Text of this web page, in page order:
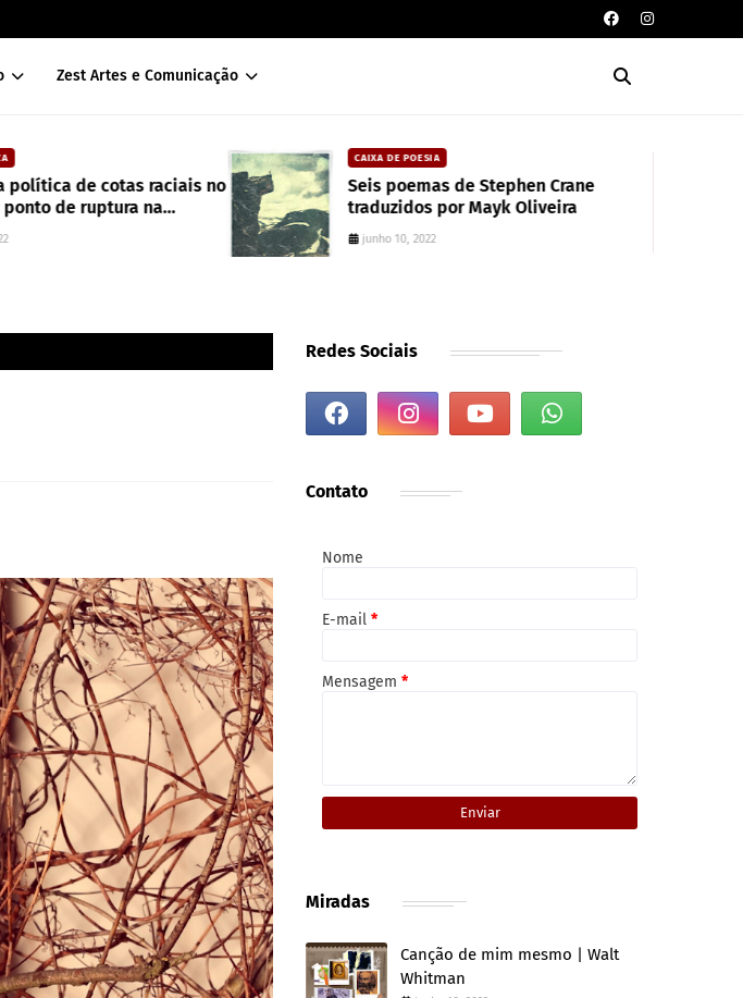
Zest Artes e Comunicação
política de cotas raciais no
ponto de ruptura na
CAIXA DE POESIA
Seis poemas de Stephen Crane
traduzidos por Mayk Oliveira
junho 10, 2022
Redes Sociais
Contato
Nome
E-mail *
Mensagem *
Miradas
Canção de mim mesmo | Walt
Whitman